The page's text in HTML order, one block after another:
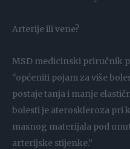
Arterije ili vene?
MSD medicinski priručnik
“općeniti pojam za više
postaje tanja i manje
bolesti je ateroskleroza pri
masnog materijala pod
arterijske stijenke.”